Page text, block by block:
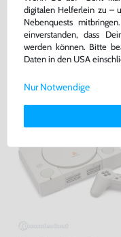
Speicherkarte 1 MB / 15
[verschiedene Farben &
Hersteller]
gebraucht
-20% bisher 5,00 €
jetzt nur4,00 €
digitalen Helferlein zu –
Nebenquests
einverstanden, dass
werden können. Bitte
Daten in den USA
Weitere Informationen
Deinen Rechten als
Nur Notwendige